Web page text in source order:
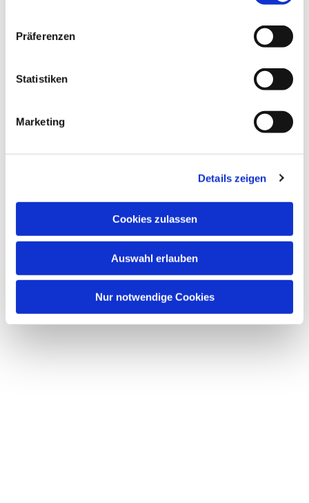
Präferenzen
Statistiken
Marketing
Details zeigen
Cookies zulassen
Auswahl erlauben
Nur notwendige Cookies